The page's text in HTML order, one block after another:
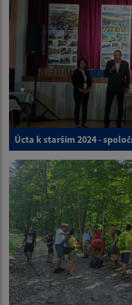
Úcta k starším 2024 -